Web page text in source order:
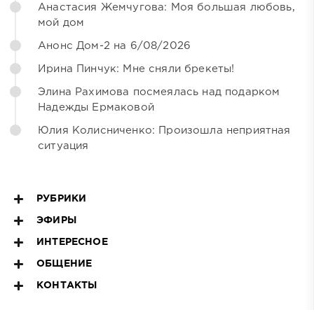
Анастасия Жемчугова: Моя большая любовь,
мой дом
Анонс Дом-2 на 6/08/2026
Ирина Пинчук: Мне сняли брекеты!
Элина Рахимова посмеялась над подарком
Надежды Ермаковой
Юлия Колисниченко: Произошла неприятная
ситуация
РУБРИКИ
ЭФИРЫ
ИНТЕРЕСНОЕ
ОБЩЕНИЕ
КОНТАКТЫ